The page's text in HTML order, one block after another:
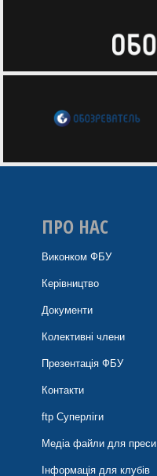
ПРО НАС
Виконком ФБУ
Керівництво
Документи
Колективні члени
Презентація ФБУ
Контакти
ftp Суперліги
Медіа файли для преси
Інформація для клубів